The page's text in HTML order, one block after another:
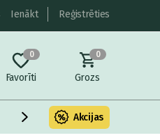
Ienākt Reģistrēties
0
Favorīti
0
Grozs
un metāls Fasādes
Akcijas